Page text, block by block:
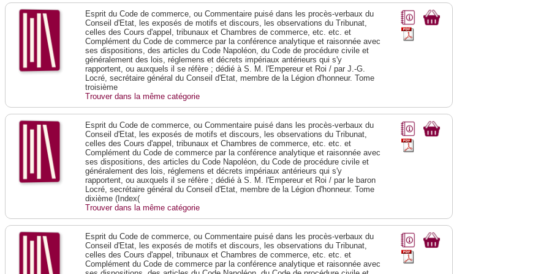
Esprit du Code de commerce, ou Commentaire puisé dans les procès-verbaux du
Conseil d'Etat, les exposés de motifs et discours, les observations du Tribunat,
celles des Cours d'appel, tribunaux et Chambres de commerce, etc. etc. et
Complément du Code de commerce par la conférence analytique et raisonnée avec
ses dispositions, des articles du Code Napoléon, du Code de procédure civile et
généralement des lois, réglemens et décrets impériaux antérieurs qui s'y
rapportent, ou auxquels il se réfère ; dédié à S. M. l'Empereur et Roi / par J.-G.
Locré, secrétaire général du Conseil d'Etat, membre de la Légion d'honneur. Tome
troisième
Trouver dans la même catégorie
Esprit du Code de commerce, ou Commentaire puisé dans les procès-verbaux du
Conseil d'Etat, les exposés de motifs et discours, les observations du Tribunat,
celles des Cours d'appel, tribunaux et Chambres de commerce, etc. etc. et
Complément du Code de commerce par la conférence analytique et raisonnée avec
ses dispositions, des articles du Code Napoléon, du Code de procédure civile et
généralement des lois, réglemens et décrets impériaux antérieurs qui s'y
rapportent, ou auxquels il se réfère ; dédié à S. M. l'Empereur et Roi / par le baron
Locré, secrétaire général du Conseil d'Etat, membre de la Légion d'honneur. Tome
dixième (Index(
Trouver dans la même catégorie
Esprit du Code de commerce, ou Commentaire puisé dans les procès-verbaux du
Conseil d'Etat, les exposés de motifs et discours, les observations du Tribunat,
celles des Cours d'appel, tribunaux et Chambres de commerce, etc. etc. et
Complément du Code de commerce par la conférence analytique et raisonnée avec